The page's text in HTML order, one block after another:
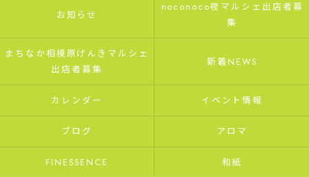
お知らせ
noconoco夜マルシェ出店者募
集
まちなか相模原げんきマルシェ
出店者募集
新着NEWS
カレンダー イベント情報
ブログ アロマ
FINESSENCE 和紙